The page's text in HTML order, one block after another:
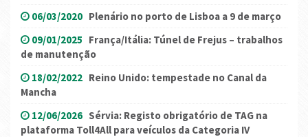
06/03/2020 Plenário no porto de Lisboa a 9 de março
09/01/2025 França/Itália: Túnel de Frejus – trabalhos
de manutenção
18/02/2022 Reino Unido: tempestade no Canal da
Mancha
12/06/2026 Sérvia: Registo obrigatório de TAG na
plataforma Toll4All para veículos da Categoria IV